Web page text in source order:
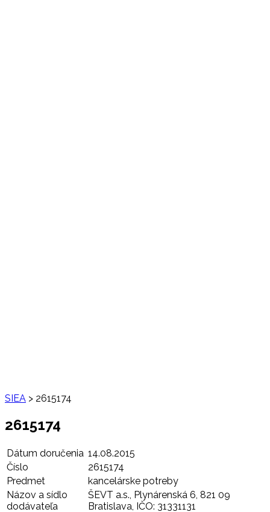
SIEA > 2615174
2615174
Dátum doručenia 14.08.2015
Číslo
2615174
Predmet
kancelárske potreby
Názov a sídlo
dodávateľa
ŠEVT a.s., Plynárenská 6, 821 09
Bratislava, IČO: 31331131